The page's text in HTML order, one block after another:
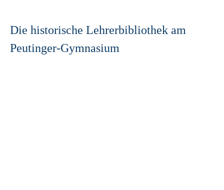
Die historische Lehrerbibliothek am
Peutinger-Gymnasium